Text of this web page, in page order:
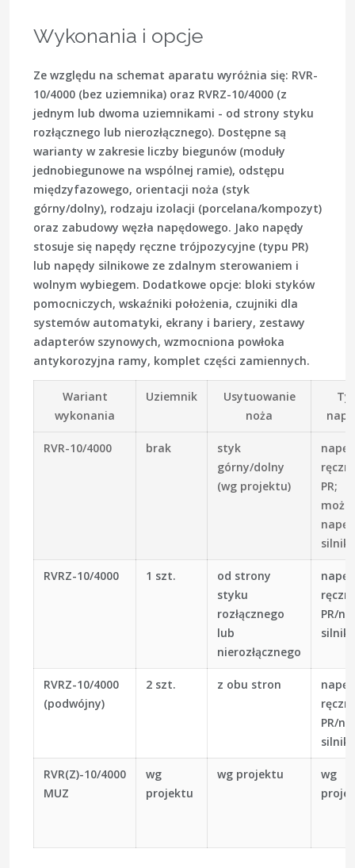
Wykonania i opcje
Ze względu na schemat aparatu wyróżnia się: RVR-
10/4000 (bez uziemnika) oraz RVRZ-10/4000 (z
jednym lub dwoma uziemnikami - od strony styku
rozłącznego lub nierozłącznego). Dostępne są
warianty w zakresie liczby biegunów (moduły
jednobiegunowe na wspólnej ramie), odstępu
międzyfazowego, orientacji noża (styk
górny/dolny), rodzaju izolacji (porcelana/kompozyt)
oraz zabudowy węzła napędowego. Jako napędy
stosuje się napędy ręczne trójpozycyjne (typu PR)
lub napędy silnikowe ze zdalnym sterowaniem i
wolnym wybiegem. Dodatkowe opcje: bloki styków
pomocniczych, wskaźniki położenia, czujniki dla
systemów automatyki, ekrany i bariery, zestawy
adapterów szynowych, wzmocniona powłoka
antykorozyjna ramy, komplet części zamiennych.
Wariant
wykonania
Uziemnik
Usytuowanie
noża
RVR-10/4000 brak
styk
górny/dolny
(wg projektu)
napęd
PR;
napęd
RVRZ-10/4000 1 szt.
od strony
styku
rozłącznego
lub
nierozłącznego
napęd
PR/
RVRZ-10/4000
(podwójny)
2 szt. z obu stron
napęd
PR/
RVR(Z)-10/4000
MUZ
wg
projektu
wg projektu
wg